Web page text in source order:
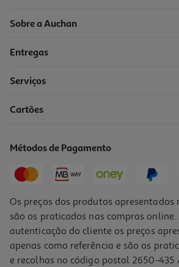
Sobre a Auchan
Entregas
Serviços
Cartões
Métodos de Pagamento
Os preços dos produtos apresentados
são os praticados nas compras
autenticação do cliente os preços
apenas como referência e são os
e recolhas no código postal 2650-435